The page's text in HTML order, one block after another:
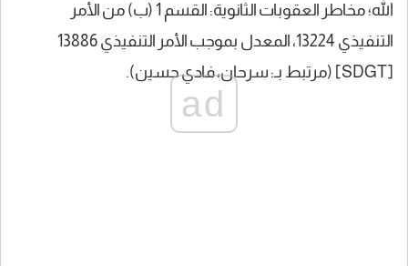
الله؛ مخاطر العقوبات الثانوية: القسم 1 (ب) من الأمر
التنفيذي 13224، المعدل بموجب الأمر التنفيذي 13886
[SDGT] (مرتبط بـ: سرحان، فادي حسين).
ad